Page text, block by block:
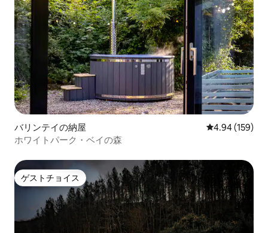
バリンテイの納屋 レビュー159
4.94 (159)
ホワイトパーク・ベイの森
ゲストチョイス
ゲストチョイス